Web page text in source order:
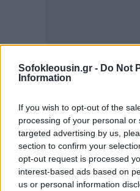
Sofokleousin.gr - Do Not
Information
If you wish to opt-out of the
processing of your personal
targeted advertising by us,
section to confirm your
opt-out request is processed
interest-based ads based on
us or personal information
- έως 39.000 ευρώ για τις
με εξαρτώμενα τέκνα,